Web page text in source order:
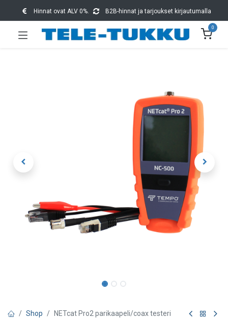
Hinnat ovat ALV 0%. B2B-hinnat ja tarjoukset kirjautumalla
0
Shop NETcat Pro2 parikaapeli/coax testeri